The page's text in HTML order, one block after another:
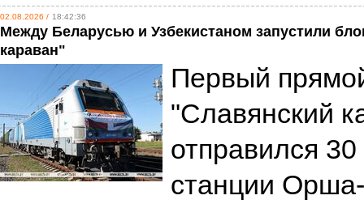
02.08.2026 / 18:42:36
Между Беларусью и Узбекистаном запустили
караван"
Первый
"Славянский
отправился
станции